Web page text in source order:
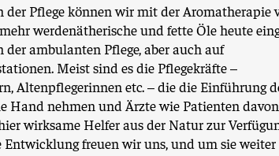
der Pflege können wir mit der Aromatherapie
werdenätherische und fette Öle heute
ambulanten Pflege, aber auch auf
Meist sind es die Pflegekräfte –
Altenpflegerinnen etc. – die die Einführung
Hand nehmen und Ärzte wie Patienten davon
wirksame Helfer aus der Natur zur
Entwicklung freuen wir uns, und um sie weiter